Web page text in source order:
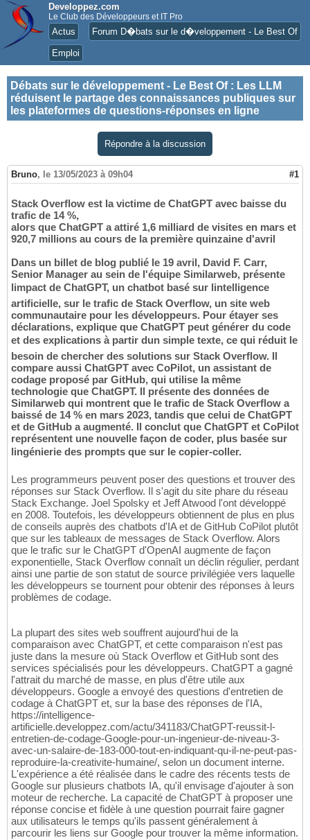
Developpez.com
Le Club des Développeurs et IT Pro
Actus Forum D�bats sur le d�veloppement - Le Best Of
Emploi
Débats sur le développement - Le Best Of: Les LLM
réduisent le partage des connaissances publiques sur
les plateformes de questions-réponses en ligne
Répondre à la discussion
Bruno, le 13/05/2023 à 09h04 #1
Stack Overflow est la victime de ChatGPT avec baisse du
trafic de 14 %,
alors que ChatGPT a attiré 1,6 milliard de visites en mars et
920,7 millions au cours de la première quinzaine d'avril
Dans un billet de blog publié le 19 avril, David F. Carr,
Senior Manager au sein de l'équipe Similarweb, présente
limpact de ChatGPT, un chatbot basé sur lintelligence
artificielle, sur le trafic de Stack Overflow, un site web
communautaire pour les développeurs. Pour étayer ses
déclarations, explique que ChatGPT peut générer du code
et des explications à partir dun simple texte, ce qui réduit le
besoin de chercher des solutions sur Stack Overflow. Il
compare aussi ChatGPT avec CoPilot, un assistant de
codage proposé par GitHub, qui utilise la même
technologie que ChatGPT. Il présente des données de
Similarweb qui montrent que le trafic de Stack Overflow a
baissé de 14 % en mars 2023, tandis que celui de ChatGPT
et de GitHub a augmenté. Il conclut que ChatGPT et CoPilot
représentent une nouvelle façon de coder, plus basée sur
lingénierie des prompts que sur le copier-coller.
Les programmeurs peuvent poser des questions et trouver des
réponses sur Stack Overflow. Il s'agit du site phare du réseau
Stack Exchange. Joel Spolsky et Jeff Atwood l'ont développé
en 2008. Toutefois, les développeurs obtiennent de plus en plus
de conseils auprès des chatbots d'IA et de GitHub CoPilot plutôt
que sur les tableaux de messages de Stack Overflow. Alors
que le trafic sur le ChatGPT d'OpenAI augmente de façon
exponentielle, Stack Overflow connaît un déclin régulier, perdant
ainsi une partie de son statut de source privilégiée vers laquelle
les développeurs se tournent pour obtenir des réponses à leurs
problèmes de codage.
La plupart des sites web souffrent aujourd'hui de la
comparaison avec ChatGPT, et cette comparaison n'est pas
juste dans la mesure où Stack Overflow et GitHub sont des
services spécialisés pour les développeurs. ChatGPT a gagné
l'attrait du marché de masse, en plus d'être utile aux
développeurs. Google a envoyé des questions d'entretien de
codage à ChatGPT et, sur la base des réponses de l'IA,
https://intelligence-
artificielle.developpez.com/actu/341183/ChatGPT-reussit-l-
entretien-de-codage-Google-pour-un-ingenieur-de-niveau-3-
avec-un-salaire-de-183-000-tout-en-indiquant-qu-il-ne-peut-pas-
reproduire-la-creativite-humaine/, selon un document interne.
L'expérience a été réalisée dans le cadre des récents tests de
Google sur plusieurs chatbots IA, qu'il envisage d'ajouter à son
moteur de recherche. La capacité de ChatGPT à proposer une
réponse concise et fidèle à une question pourrait faire gagner
aux utilisateurs le temps qu'ils passent généralement à
parcourir les liens sur Google pour trouver la même information.